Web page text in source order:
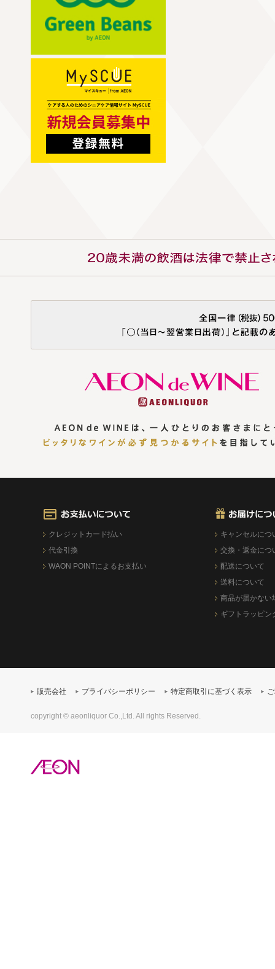
クレジットカード払い
代金引換
WAON POINTによるお支払い
キャンセルにつ
交換・返金につ
配送について
送料について
商品が届かない
ギフトラッピン
販売会社 プライバシーポリシー 特定商取引に基づく表示
copyright © aeonliquor Co.,Ltd. All rights Reserved.